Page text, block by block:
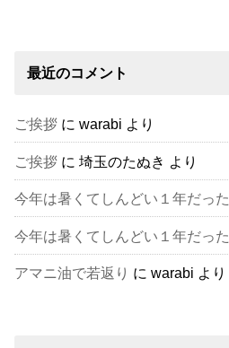
最近のコメント
ご挨拶 にwarabi より
ご挨拶 に埼玉のたぬき より
今年は暑くてしんどい１年だった
今年は暑くてしんどい１年だった
アマニ油で若返り にwarabi より